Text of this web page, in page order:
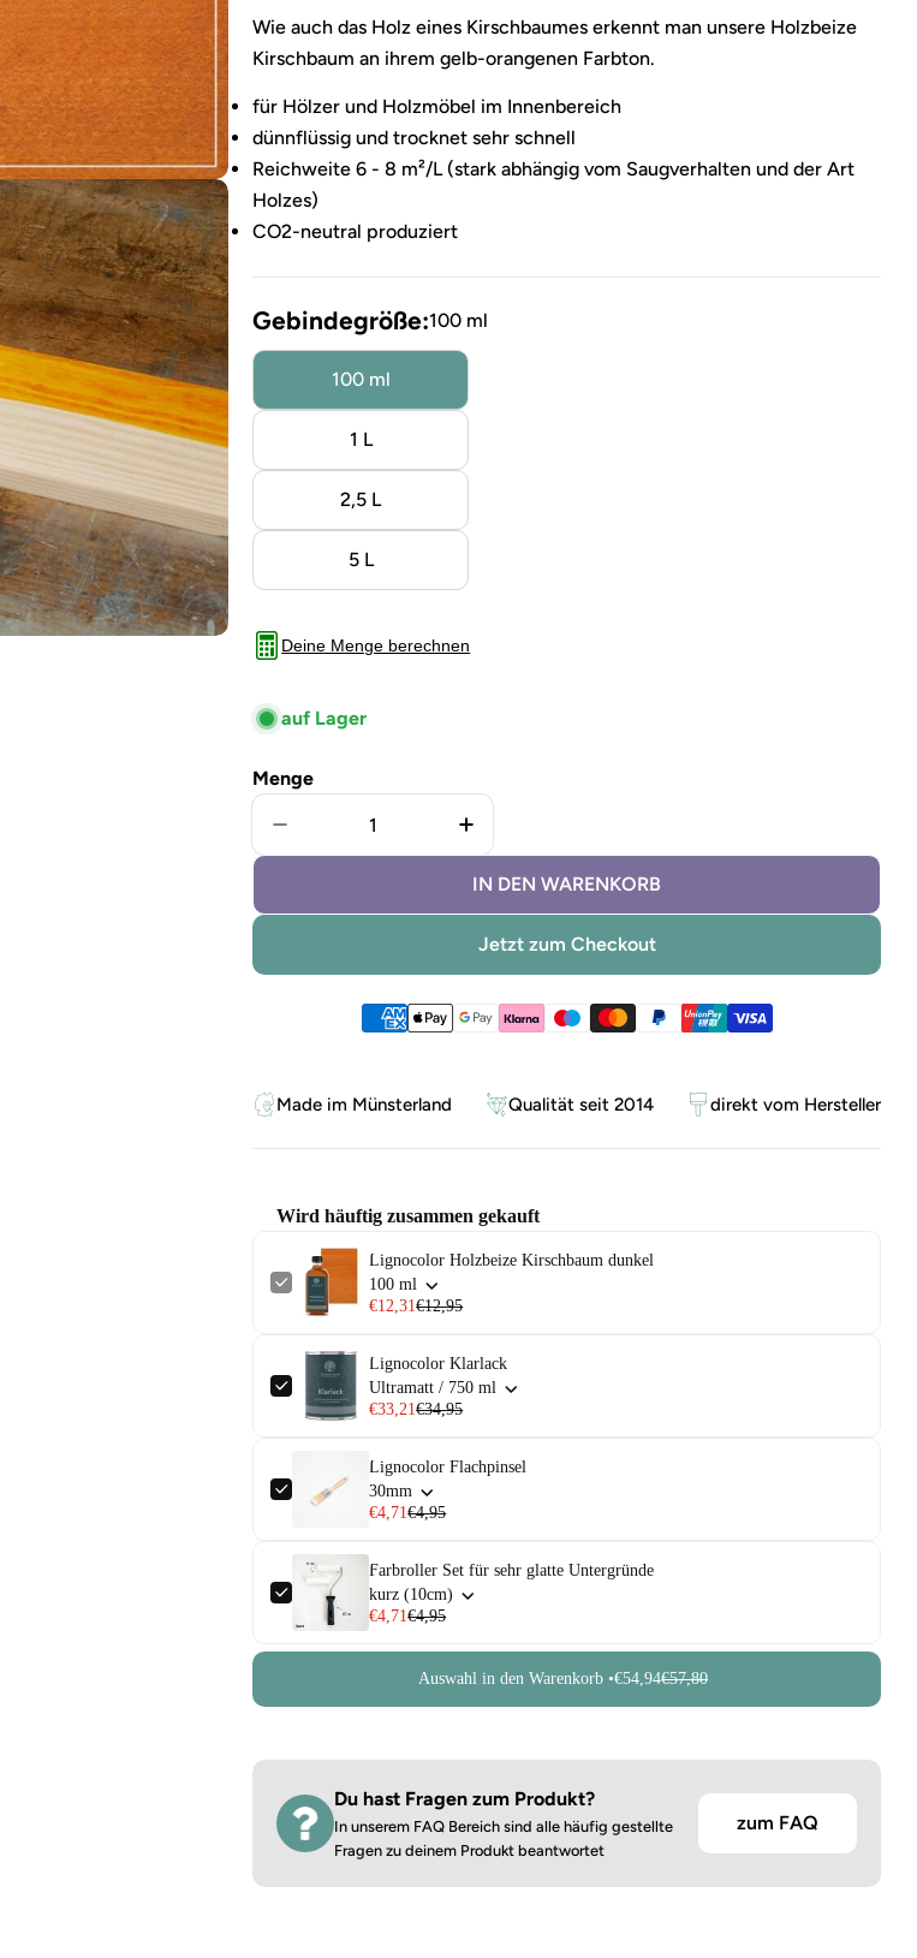
Modalformat
Wie auch das Holz eines Kirschbaumes erkennt man unsere Holzbeize
Kirschbaum an ihrem gelb-orangenen Farbton.
für Hölzer und Holzmöbel im Innenbereich
dünnflüssig und trocknet sehr schnell
Reichweite 6 - 8 m²/L (stark abhängig vom Saugverhalten und der Art
Holzes)
CO2-neutral produziert
Gebindegröße:100 ml
100 ml
1 L
2,5 L
5 L
Deine Menge berechnen
auf Lager
Menge
Menge für Lignocolor Holzbeize Kirschbaum dunkel verringern
Menge für Lignocolor Holzbeize Kirschbaum
IN DEN WARENKORB
Jetzt zum Checkout
Zahlungsmethoden
Made im Münsterland Qualität seit 2014 direkt vom Hersteller
Wird häuftig zusammen gekauft
Lignocolor Holzbeize Kirschbaum dunkel
100 ml
€12,31€12,95
Lignocolor Klarlack
Ultramatt / 750 ml
€33,21€34,95
Lignocolor Flachpinsel
30mm
€4,71€4,95
Farbroller Set für sehr glatte Untergründe
kurz (10cm)
€4,71€4,95
Auswahl in den Warenkorb •€54,94€57,80
Du hast Fragen zum Produkt?
In unserem FAQ Bereich sind alle häufig gestellte
Fragen zu deinem Produkt beantwortet
zum FAQ